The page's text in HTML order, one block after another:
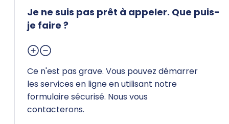
Je ne suis pas prêt à appeler. Que puis-
je faire ?
Ce n'est pas grave. Vous pouvez démarrer
les services en ligne en utilisant notre
formulaire sécurisé. Nous vous
contacterons.